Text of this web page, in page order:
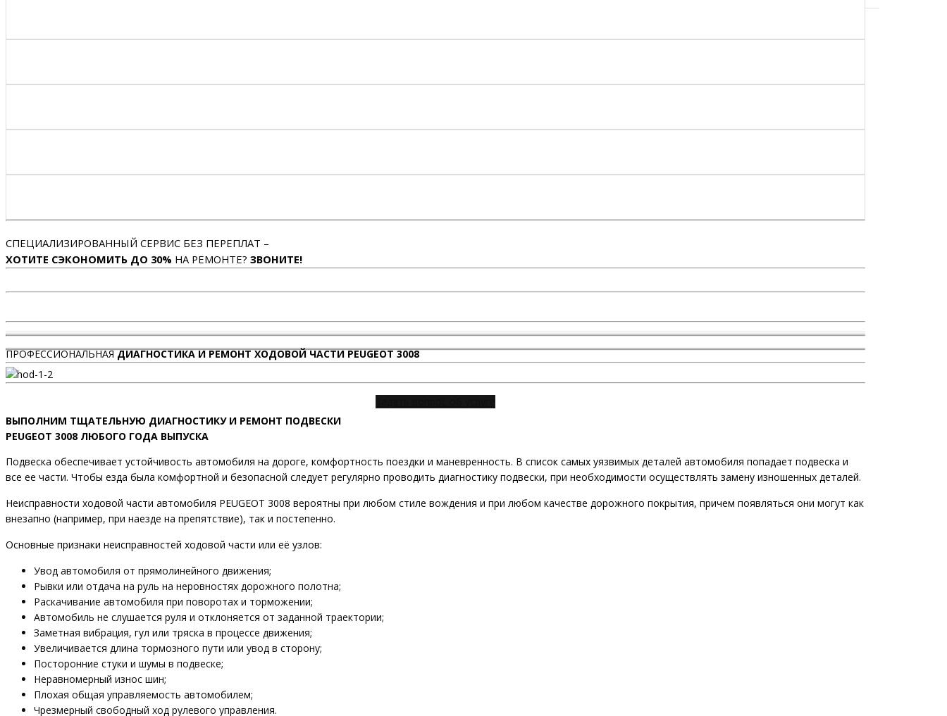
СПЕЦИАЛИЗИРОВАННЫЙ СЕРВИС БЕЗ ПЕРЕПЛАТ –
ХОТИТЕ СЭКОНОМИТЬ ДО 30% НА РЕМОНТЕ? ЗВОНИТЕ!
ПРОФЕССИОНАЛЬНАЯДИАГНОСТИКА И РЕМОНТ ХОДОВОЙ ЧАСТИ PEUGEOT 3008
ВЫПОЛНИМ ТЩАТЕЛЬНУЮ ДИАГНОСТИКУ И РЕМОНТ ПОДВЕСКИ
PEUGEOT 3008 ЛЮБОГО ГОДА ВЫПУСКА
Подвеска обеспечивает устойчивость автомобиля на дороге, комфортность поездки и маневренность. В список самых уязвимых деталей автомобиля попадает подвеска и
все ее части. Чтобы езда была комфортной и безопасной следует регулярно проводить диагностику подвески, при необходимости осуществлять замену изношенных деталей.
Неисправности ходовой части автомобиля PEUGEOT 3008 вероятны при любом стиле вождения и при любом качестве дорожного покрытия, причем появляться они могут как
внезапно (например, при наезде на препятствие), так и постепенно.
Основные признаки неисправностей ходовой части или её узлов:
Увод автомобиля от прямолинейного движения;
Рывки или отдача на руль на неровностях дорожного полотна;
Раскачивание автомобиля при поворотах и торможении;
Автомобиль не слушается руля и отклоняется от заданной траектории;
Заметная вибрация, гул или тряска в процессе движения;
Увеличивается длина тормозного пути или увод в сторону;
Посторонние стуки и шумы в подвеске;
Неравномерный износ шин;
Плохая общая управляемость автомобилем;
Чрезмерный свободный ход рулевого управления.